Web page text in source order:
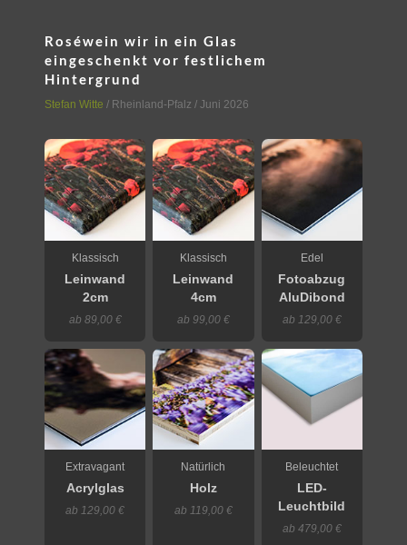
Roséwein wir in ein Glas
eingeschenkt vor festlichem
Hintergrund
Stefan Witte / Rheinland-Pfalz / Juni 2026
Klassisch
Leinwand
2cm
ab 89,00 €
Klassisch
Leinwand
4cm
ab 99,00 €
Edel
Fotoabzug
AluDibond
ab 129,00 €
Extravagant
Acrylglas
ab 129,00 €
Natürlich
Holz
ab 119,00 €
Beleuchtet
LED-
Leuchtbild
ab 479,00 €